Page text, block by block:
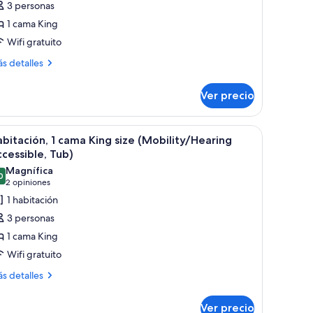
3 personas
1 cama King
Wifi gratuito
detalles
Ver precio
de madera, un televisor de pantalla plana montado en la pared, un
Una habitación de hotel impecable con una
8
1 cama King size (Mobility/Hearing
Tub)
de 10
Magnífica
2 opiniones
(2
opiniones)
1 habitación
3 personas
1 cama King
Wifi gratuito
detalles
Ver precio